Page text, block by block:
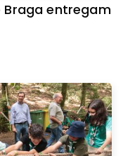
Braga entregam